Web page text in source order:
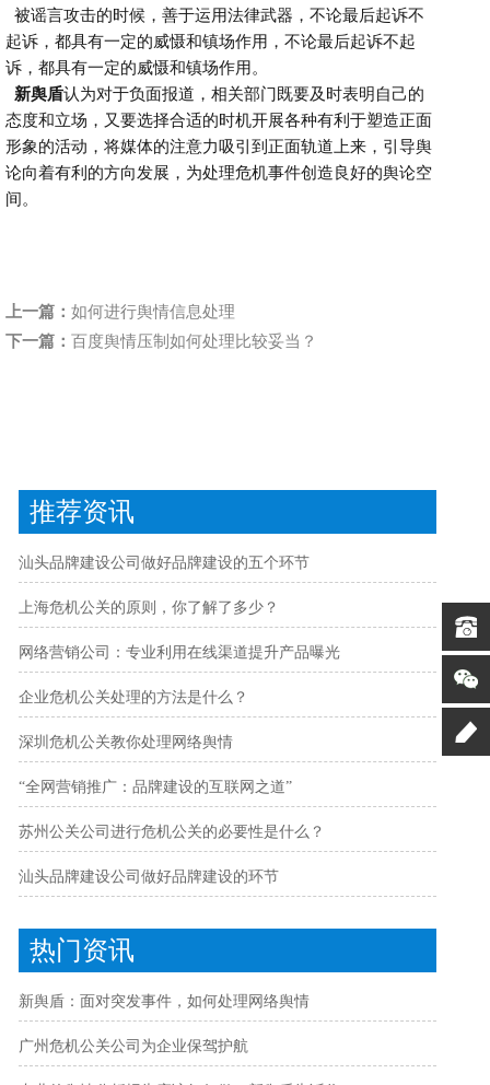
被谣言攻击的时候，善于运用法律武器， 不论最后起诉不
起诉，都具有一定的威慑和镇场作用 ， 不论最后起诉不起
诉，都具有一定的威慑和镇场作用。
新舆盾认为对于负面报道，相关部门既要及时表明自己的
态度和立场，又要选择合适的时机开展各种有利于塑造正面
形象的活动，将媒体的注意力吸引到正面轨道上来，引导舆
论向着有利的方向发展，为处理危机事件创造良好的舆论空
间。
上一篇： 如何进行舆情信息处理
下一篇： 百度舆情压制如何处理比较妥当？
推荐资讯
汕头品牌建设公司做好品牌建设的五个环节
上海危机公关的原则，你了解了多少？
网络营销公司：专业利用在线渠道提升产品曝光
企业危机公关处理的方法是什么？
深圳危机公关教你处理网络舆情
“全网营销推广：品牌建设的互联网之道”
苏州公关公司进行危机公关的必要性是什么？
汕头品牌建设公司做好品牌建设的环节
热门资讯
新舆盾：面对突发事件，如何处理网络舆情
广州危机公关公司为企业保驾护航